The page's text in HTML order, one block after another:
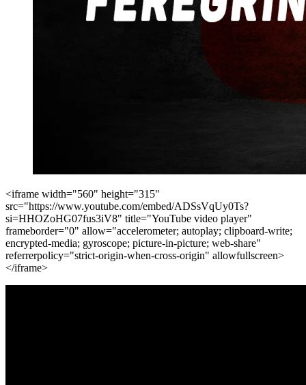
<iframe width="560" height="315"
src="https://www.youtube.com/embed/ADSsVqUy0Ts?
si=HHOZoHG07fus3iV8" title="YouTube video player"
frameborder="0" allow="accelerometer; autoplay; clipboard-write;
encrypted-media; gyroscope; picture-in-picture; web-share"
referrerpolicy="strict-origin-when-cross-origin" allowfullscreen>
</iframe>